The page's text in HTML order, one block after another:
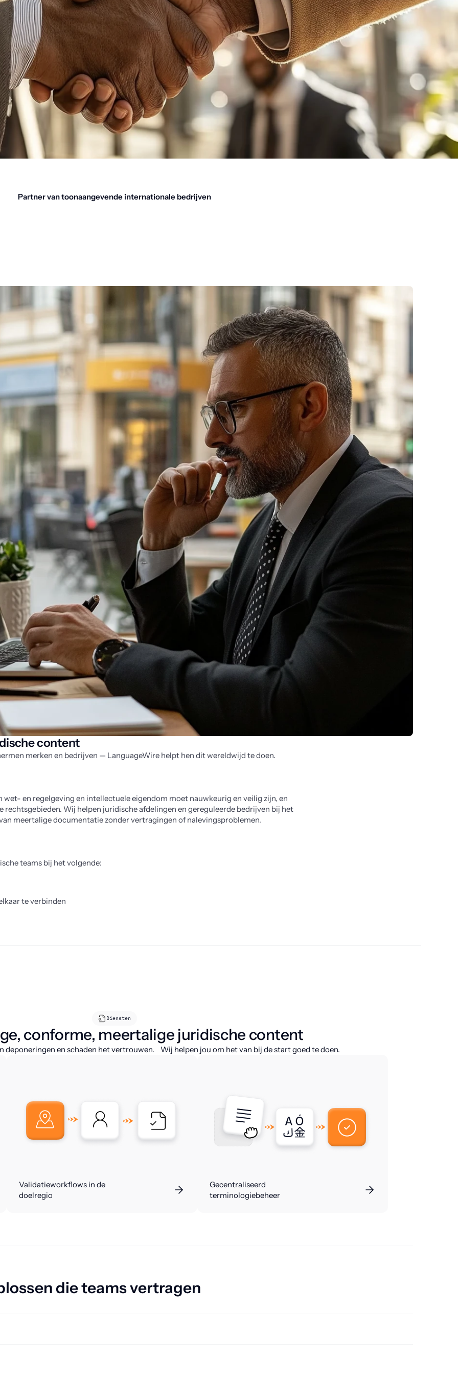
Partner van toonaangevende internationale bedrijven
content
merken en bedrijven — LanguageWire helpt hen dit wereldwijd te doen.
wet- en regelgeving en intellectuele eigendom moet nauwkeurig en veilig zijn, en
rechtsgebieden. Wij helpen juridische afdelingen en gereguleerde bedrijven bij het
meertalige documentatie zonder vertragingen of nalevingsproblemen.
teams bij het volgende:
te verbinden
Diensten
conforme, meertalige juridische content
deponeringen en schaden het vertrouwen. Wij helpen jou om het van bij de start goed te doen.
Validatieworkflows in de
doelregio
Gecentraliseerd
terminologiebeheer
die teams vertragen